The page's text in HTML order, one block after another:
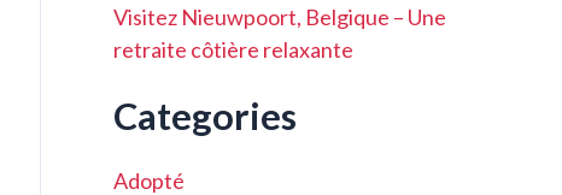
Visitez Nieuwpoort, Belgique – Une
retraite côtière relaxante
Categories
Adopté